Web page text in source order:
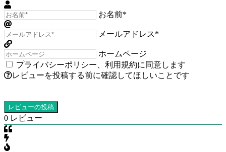
お名前*
メールアドレス*
ホームページ
プライバシーポリシー
利用規約に同意します
レビューを投稿する前に確認してほしいことです
0 レビュー